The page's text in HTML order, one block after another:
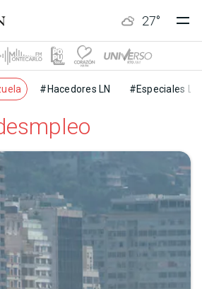
27°
#Hacedores LN #Especiales LN